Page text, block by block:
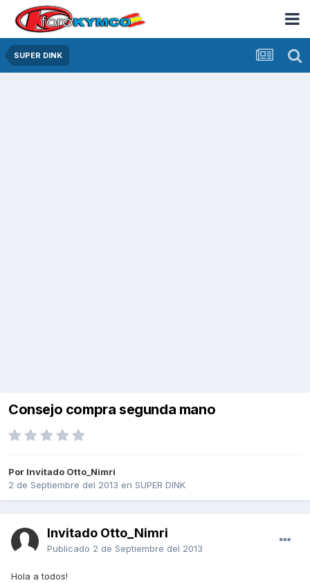
SUPER DINK
Consejo compra segunda mano
Por Invitado Otto_Nimri
2 de Septiembre del 2013 en SUPER DINK
Invitado Otto_Nimri
Publicado 2 de Septiembre del 2013
Hola a todos!